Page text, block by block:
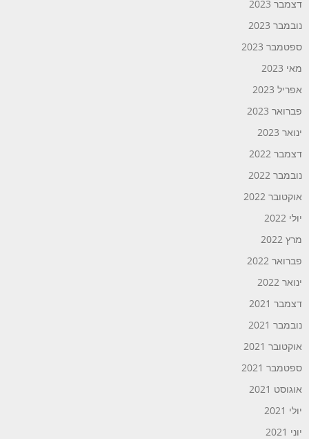
דצמבר 2023
נובמבר 2023
ספטמבר 2023
מאי 2023
אפריל 2023
פברואר 2023
ינואר 2023
דצמבר 2022
נובמבר 2022
אוקטובר 2022
יולי 2022
מרץ 2022
פברואר 2022
ינואר 2022
דצמבר 2021
נובמבר 2021
אוקטובר 2021
ספטמבר 2021
אוגוסט 2021
יולי 2021
יוני 2021